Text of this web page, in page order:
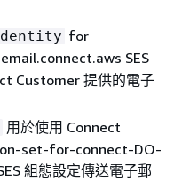
for
SES
Customer 提供的電子
用於使用 Connect
set-for-connect-DO-
組態設定傳送電子郵